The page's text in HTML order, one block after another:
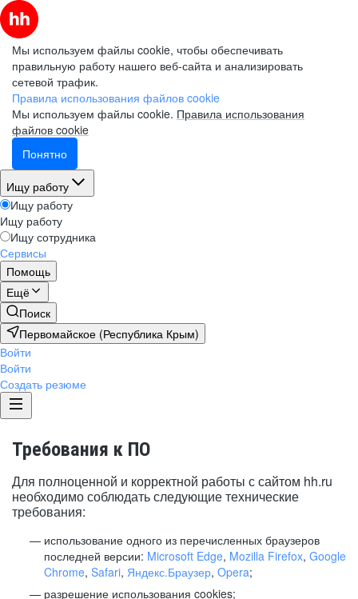
Мы используем файлы cookie, чтобы обеспечивать
правильную работу нашего веб-сайта и анализировать
сетевой трафик.
Правила использования файлов cookie
Мы используем файлы cookie. Правила использования
файлов cookie
Понятно
Ищу работу
Ищу работу
Ищу работу
Ищу сотрудника
Сервисы
Помощь
Ещё
Поиск
Первомайское (Республика Крым)
Войти
Войти
Создать резюме
Требования к ПО
Для полноценной и корректной работы с сайтом hh.ru
необходимо соблюдать следующие технические
требования:
использование одного из перечисленных браузеров
последней версии: Microsoft Edge, Mozilla Firefox, Google
Chrome, Safari, Яндекс.Браузер, Opera;
разрешение использования cookies;